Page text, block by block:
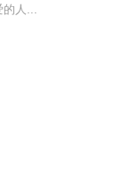
人...